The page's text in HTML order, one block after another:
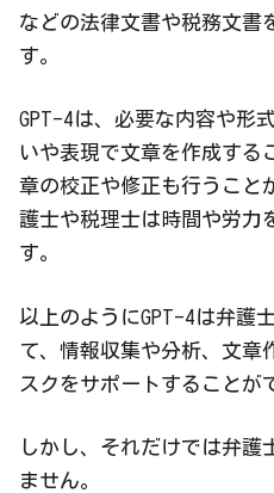
などの法律文書や税務文書
す。
GPT-4は、必要な内容や形
いや表現で文章を作成する
章の校正や修正も行うこと
護士や税理士は時間や労力
す。
以上のようにGPT-4は弁護
て、情報収集や分析、文章
スクをサポートすることが
しかし、それだけでは弁護
ません。